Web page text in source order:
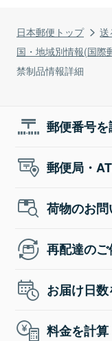
日本郵便トップ 送
国・地域別情報(国際
禁制品情報詳細
郵便番号
郵便局・
荷物のお
再配達の
お届け日
料金を計